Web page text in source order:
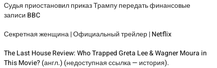
Судья приостановил приказ Трампу передать финансовые
записи BBC
Секретная женщина | Официальный трейлер | Netflix
The Last House Review: Who Trapped Greta Lee & Wagner Moura in
This Movie? (англ.) (недоступная ссылка — история).